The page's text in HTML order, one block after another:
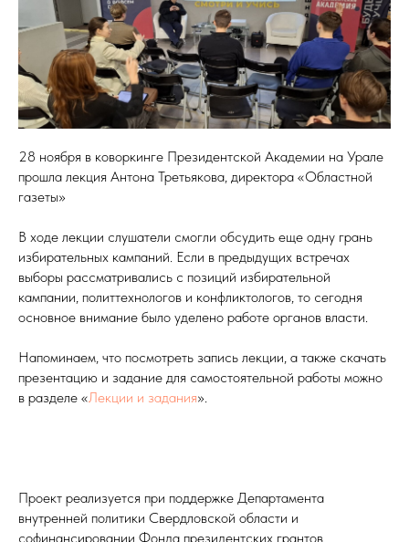
28 ноября в коворкинге Президентской Академии на Урале
прошла лекция Антона Третьякова, директора «Областной
газеты»
В ходе лекции слушатели смогли обсудить еще одну грань
избирательных кампаний. Если в предыдущих встречах
выборы рассматривались с позиций избирательной
кампании, политтехнологов и конфликтологов, то сегодня
основное внимание было уделено работе органов власти.
Напоминаем, что посмотреть запись лекции, а также скачать
презентацию и задание для самостоятельной работы можно
в разделе «Лекции и задания».
Проект реализуется при поддержке Департамента
внутренней политики Свердловской области и
софинансировании Фонда президентских грантов.